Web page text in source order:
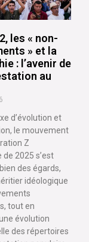
les « non-
» et la
: l’avenir de
au
d’évolution et
le mouvement
Z
2025 s’est
des égards,
idéologique
tout en
évolution
des répertoires